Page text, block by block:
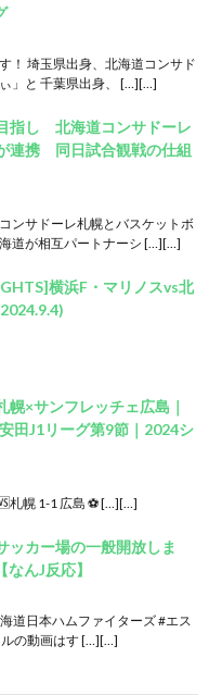
！ 埼玉県出身、北海道コンサド
」と 千葉県出身、 […][…]
指し 北海道コンサドーレ
連携 同日試合観戦の仕組
ンサドーレ札幌とバスケットボ
道が相互パートナーシ […][…]
横浜F・マリノスvs北
幌×サンフレッチェ広島｜
田J1リーグ第9節｜2024シ
札幌 1-1 広島 ⚽ […][…]
ッカー場の一般開放しま
んJ反応】
道日本ハムファイターズ #エス
ルの動画はす […][…]